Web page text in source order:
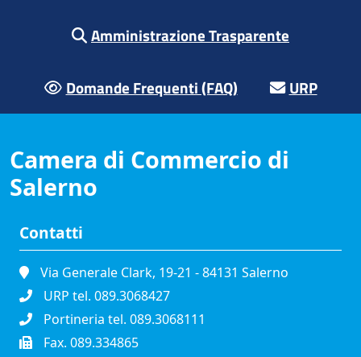
Amministrazione Trasparente
Domande Frequenti (FAQ) URP
Camera di Commercio di
Salerno
Contatti
Via Generale Clark, 19-21 - 84131 Salerno
URP tel. 089.3068427
Portineria tel. 089.3068111
Fax. 089.334865